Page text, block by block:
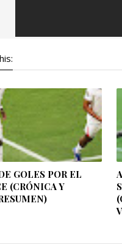
GOLES POR EL
(CRÓNICA Y